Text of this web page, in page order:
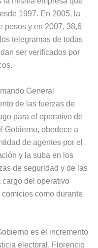
1997. En 2005, la
pesos y en 2007, 38,6
telegramas de todas
ser verificados por
General
de las fuerzas de
para el operativo de
Gobierno, obedece a
de agentes por el
y la suba en los
de seguridad y de las
cargo del operativo
como durante
es el incremento
electoral. Florencio